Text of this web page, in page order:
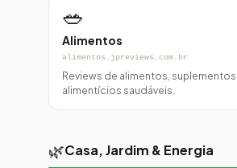
🥗
Alimentos
alimentos.jpreviews.com.br
Reviews de alimentos,
alimentícios saudáveis.
🌿Casa, Jardim & Energia